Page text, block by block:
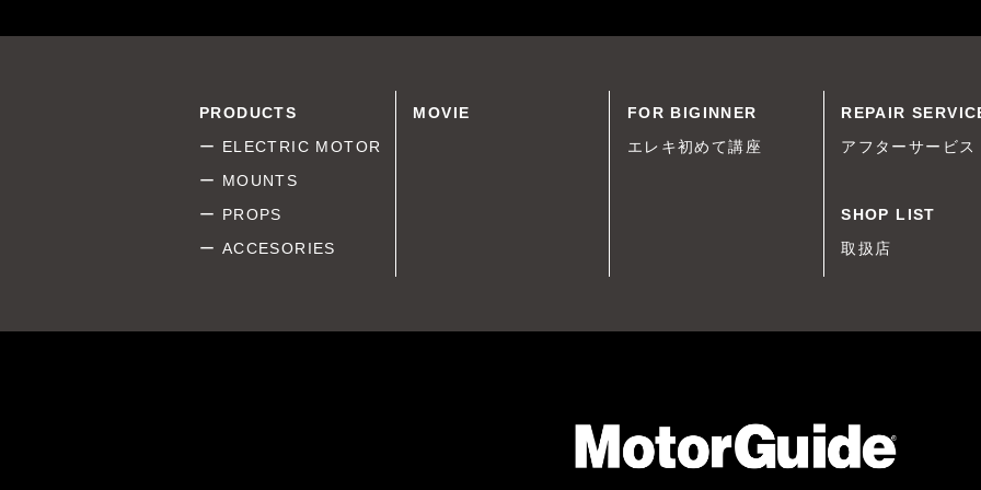
PRODUCTS
ー ELECTRIC MOTOR
ー MOUNTS
ー PROPS
ー ACCESORIES
MOVIE
FOR BIGINNER
エレキ初めて講座
REPAIR
アフターサービス
SHOP LIST
取扱店